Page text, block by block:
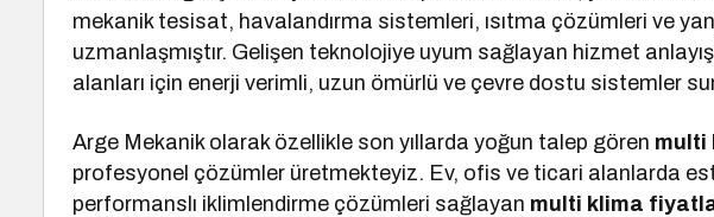
mekanik tesisat, havalandırma sistemleri, ısıtma çözümleri ve
uzmanlaşmıştır. Gelişen teknolojiye uyum sağlayan hizmet
alanları için enerji verimli, uzun ömürlü ve çevre dostu sistemler
Arge Mekanik olarak özellikle son yıllarda yoğun talep gören multi
profesyonel çözümler üretmekteyiz. Ev, ofis ve ticari alanlarda
performanslı iklimlendirme çözümleri sağlayan multi klima